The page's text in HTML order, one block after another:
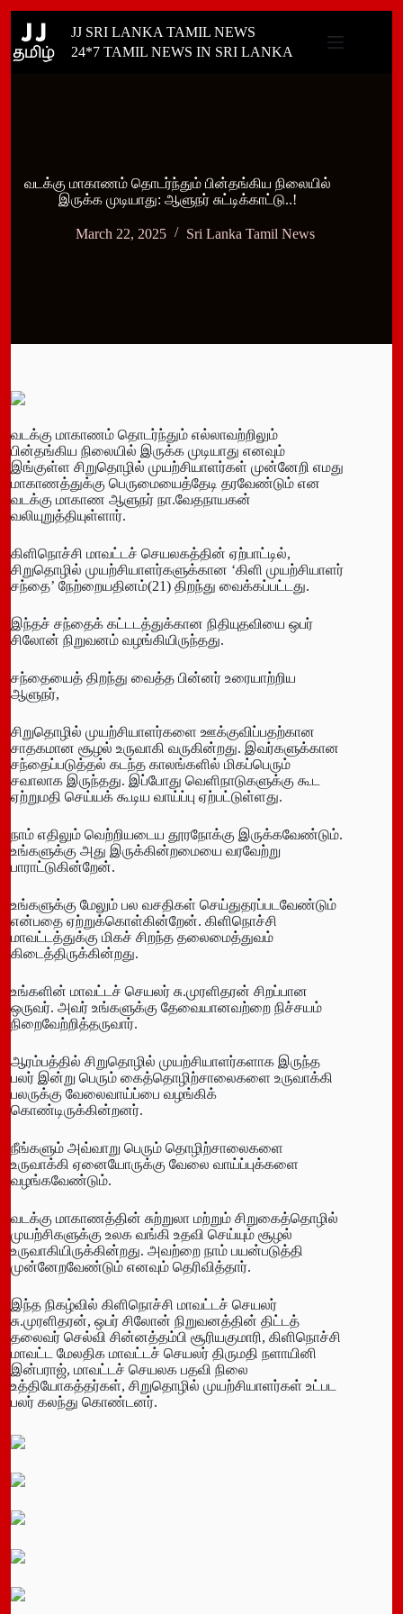
content
JJ SRI LANKA TAMIL NEWS
24*7 TAMIL NEWS IN SRI LANKA
வடக்கு மாகாணம் தொடர்ந்தும் பின்தங்கிய நிலையில்
இருக்க முடியாது: ஆளுநர் சுட்டிக்காட்டு..!
March 22, 2025 Sri Lanka Tamil News
வடக்கு மாகாணம் தொடர்ந்தும் எல்லாவற்றிலும்
பின்தங்கிய நிலையில் இருக்க முடியாது எனவும்
இங்குள்ள சிறுதொழில் முயற்சியாளர்கள் முன்னேறி எமது
மாகாணத்துக்கு பெருமையைத்தேடி தரவேண்டும் என
வடக்கு மாகாண ஆளுநர் நா.வேதநாயகன்
வலியுறுத்தியுள்ளார்.
கிளிநொச்சி மாவட்டச் செயலகத்தின் ஏற்பாட்டில்,
சிறுதொழில் முயற்சியாளர்களுக்கான ‘கிளி முயற்சியாளர்
சந்தை’ நேற்றையதினம்(21) திறந்து வைக்கப்பட்டது.
இந்தச் சந்தைக் கட்டடத்துக்கான நிதியுதவியை ஒபர்
சிலோன் நிறுவனம் வழங்கியிருந்தது.
சந்தையைத் திறந்து வைத்த பின்னர் உரையாற்றிய
ஆளுநர்,
சிறுதொழில் முயற்சியாளர்களை ஊக்குவிப்பதற்கான
சாதகமான சூழல் உருவாகி வருகின்றது. இவர்களுக்கான
சந்தைப்படுத்தல் கடந்த காலங்களில் மிகப்பெரும்
சவாலாக இருந்தது. இப்போது வெளிநாடுகளுக்கு கூட
ஏற்றுமதி செய்யக் கூடிய வாய்ப்பு ஏற்பட்டுள்ளது.
நாம் எதிலும் வெற்றியடைய தூரநோக்கு இருக்கவேண்டும்.
உங்களுக்கு அது இருக்கின்றமையை வரவேற்று
பாராட்டுகின்றேன்.
உங்களுக்கு மேலும் பல வசதிகள் செய்துதரப்படவேண்டும்
என்பதை ஏற்றுக்கொள்கின்றேன். கிளிநொச்சி
மாவட்டத்துக்கு மிகச் சிறந்த தலைமைத்துவம்
கிடைத்திருக்கின்றது.
உங்களின் மாவட்டச் செயலர் சு.முரளிதரன் சிறப்பான
ஒருவர். அவர் உங்களுக்கு தேவையானவற்றை நிச்சயம்
நிறைவேற்றித்தருவார்.
ஆரம்பத்தில் சிறுதொழில் முயற்சியாளர்களாக இருந்த
பலர் இன்று பெரும் கைத்தொழிற்சாலைகளை உருவாக்கி
பலருக்கு வேலைவாய்ப்பை வழங்கிக்
கொண்டிருக்கின்றனர்.
நீங்களும் அவ்வாறு பெரும் தொழிற்சாலைகளை
உருவாக்கி ஏனையோருக்கு வேலை வாய்ப்புக்களை
வழங்கவேண்டும்.
வடக்கு மாகாணத்தின் சுற்றுலா மற்றும் சிறுகைத்தொழில்
முயற்சிகளுக்கு உலக வங்கி உதவி செய்யும் சூழல்
உருவாகியிருக்கின்றது. அவற்றை நாம் பயன்படுத்தி
முன்னேறவேண்டும் எனவும் தெரிவித்தார்.
இந்த நிகழ்வில் கிளிநொச்சி மாவட்டச் செயலர்
சு.முரளிதரன், ஒபர் சிலோன் நிறுவனத்தின் திட்டத்
தலைவர் செல்வி சின்னத்தம்பி சூரியகுமாரி, கிளிநொச்சி
மாவட்ட மேலதிக மாவட்டச் செயலர் திருமதி நளாயினி
இன்பராஜ், மாவட்டச் செயலக பதவி நிலை
உத்தியோகத்தர்கள், சிறுதொழில் முயற்சியாளர்கள் உட்பட
பலர் கலந்து கொண்டனர்.